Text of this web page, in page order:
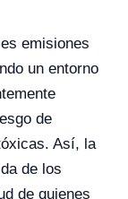
emisiones
un entorno
de
Así, la
de los
de quienes